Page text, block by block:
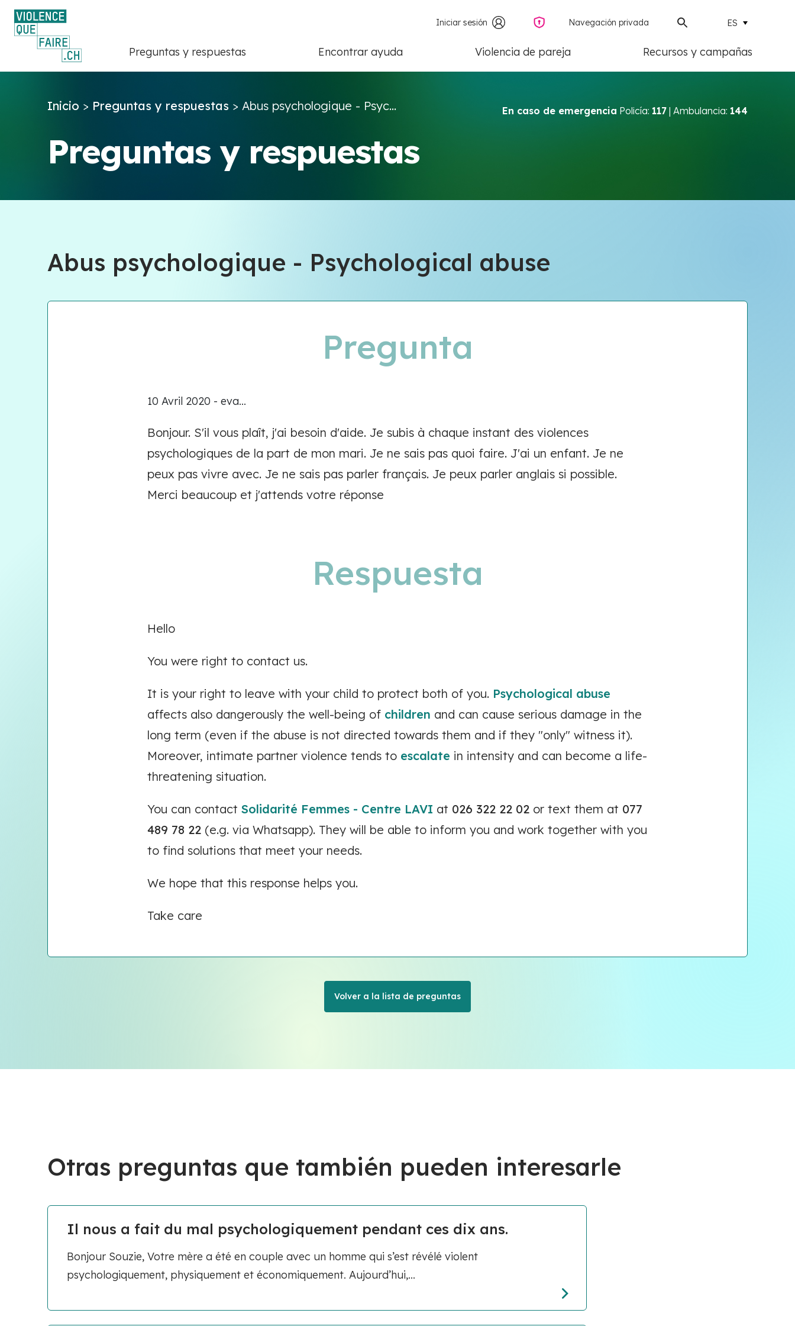
Iniciar sesión Navegación privada ES
Preguntas y respuestas Encontrar ayuda Violencia de pareja Recursos y campañas
Inicio > Preguntas y respuestas > Abus psychologique - Psyc... En caso de emergencia Policía: 117 | Ambulancia: 144
Preguntas y respuestas
Abus psychologique - Psychological abuse
Pregunta
10 Avril 2020 - eva...
Bonjour. S'il vous plaît, j'ai besoin d'aide. Je subis à chaque instant des violences
psychologiques de la part de mon mari. Je ne sais pas quoi faire. J'ai un enfant. Je ne
peux pas vivre avec. Je ne sais pas parler français. Je peux parler anglais si possible.
Merci beaucoup et j'attends votre réponse
Respuesta
Hello
You were right to contact us.
It is your right to leave with your child to protect both of you. Psychological abuse
affects also dangerously the well-being of children and can cause serious damage in the
long term (even if the abuse is not directed towards them and if they "only" witness it).
Moreover, intimate partner violence tends to escalate in intensity and can become a life-
threatening situation.
You can contact Solidarité Femmes - Centre LAVI at 026 322 22 02 or text them at 077
489 78 22 (e.g. via Whatsapp). They will be able to inform you and work together with you
to find solutions that meet your needs.
We hope that this response helps you.
Take care
Volver a la lista de preguntas
Otras preguntas que también pueden interesarle
Il nous a fait du mal psychologiquement pendant ces dix ans.
Bonjour Souzie, Votre mère a été en couple avec un homme qui s’est révélé violent
psychologiquement, physiquement et économiquement. Aujourd’hui,...